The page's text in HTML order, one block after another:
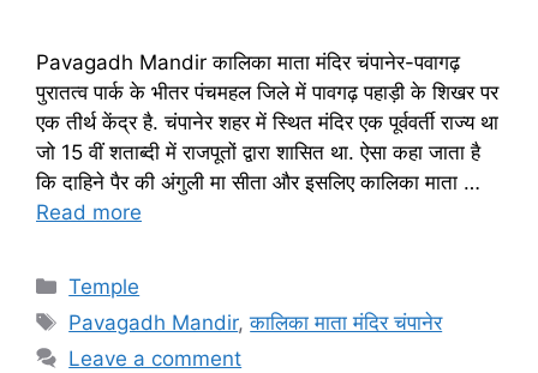
Pavagadh Mandir कालिका माता मंदिर चंपानेर-पवागढ़
पुरातत्व पार्क के भीतर पंचमहल जिले में पावगढ़ पहाड़ी के शिखर पर
एक तीर्थ केंद्र है. चंपानेर शहर में स्थित मंदिर एक पूर्ववर्ती राज्य था
जो 15 वीं शताब्दी में राजपूतों द्वारा शासित था. ऐसा कहा जाता है
कि दाहिने पैर की अंगुली मा सीता और इसलिए कालिका माता …
Read more
Categories
Temple
Tags
Pavagadh Mandir,कालिका माता मंदिर चंपानेर
Leave a comment